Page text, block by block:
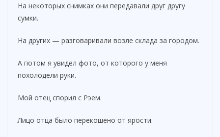
На некоторых снимках они передавали друг другу
сумки.
На других — разговаривали возле склада за городом.
А потом я увидел фото, от которого у меня
похолодели руки.
Мой отец спорил с Рэем.
Лицо отца было перекошено от ярости.